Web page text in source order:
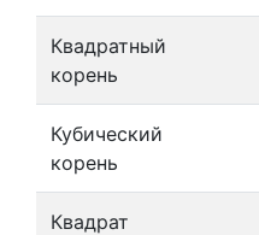
Квадратный
корень
Кубический
корень
Квадрат